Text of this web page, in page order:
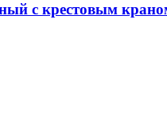
с крестовым